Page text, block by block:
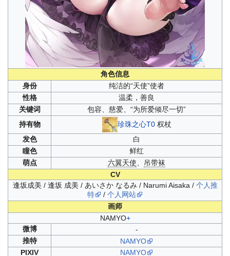
角色信息
身份
纯洁的“天使”使者
性格
温柔，善良
关键词
包容、慈爱、“为所爱倾尽一切”
持有物
珍珠之心T0权杖
发色
白
瞳色
鲜红
萌点
六翼天使、 吊带袜
CV
逢坂成美 / 逢坂 成美 / あいさか なるみ / Narumi Aisaka / 个人推
特
/ 个人网站
画师
NAMYO+
微博
-
推特
NAMYO
PIXIV
NAMYO